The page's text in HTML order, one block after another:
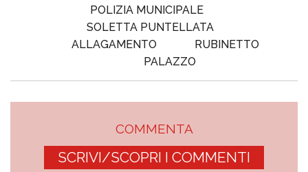
POLIZIA MUNICIPALE
SOLETTA PUNTELLATA
ALLAGAMENTO
RUBINETTO
PALAZZO
COMMENTA
SCRIVI/SCOPRI I COMMENTI